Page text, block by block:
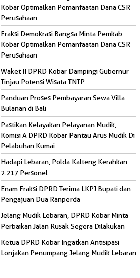
Kobar Optimalkan Pemanfaatan Dana CSR
Perusahaan
Fraksi Demokrasi Bangsa Minta Pemkab
Kobar Optimalkan Pemanfaatan Dana CSR
Perusahaan
Waket II DPRD Kobar Dampingi Gubernur
Tinjau Potensi Wisata TNTP
Panduan Proses Pembayaran Sewa Villa
Bulanan di Bali
Pastikan Kelayakan Pelayanan Mudik,
Komisi A DPRD Kobar Pantau Arus Mudik Di
Pelabuhan Kumai
Hadapi Lebaran, Polda Kalteng Kerahkan
2.217 Personel
Enam Fraksi DPRD Terima LKPJ Bupati dan
Pengajuan Dua Ranperda
Jelang Mudik Lebaran, DPRD Kobar Minta
Perbaikan Jalan Rusak Segera Dilakukan
Ketua DPRD Kobar Ingatkan Antisipasi
Lonjakan Penumpang Jelang Mudik Lebaran